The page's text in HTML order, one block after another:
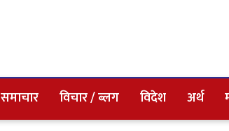
समाचार विचार / ब्लग विदेश अर्थ